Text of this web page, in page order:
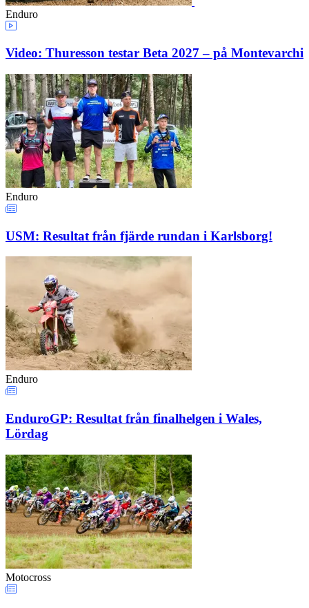
Enduro
Video: Thuresson testar Beta 2027 – på Montevarchi
Enduro
USM: Resultat från fjärde rundan i Karlsborg!
Enduro
EnduroGP: Resultat från finalhelgen i Wales,
Lördag
Motocross